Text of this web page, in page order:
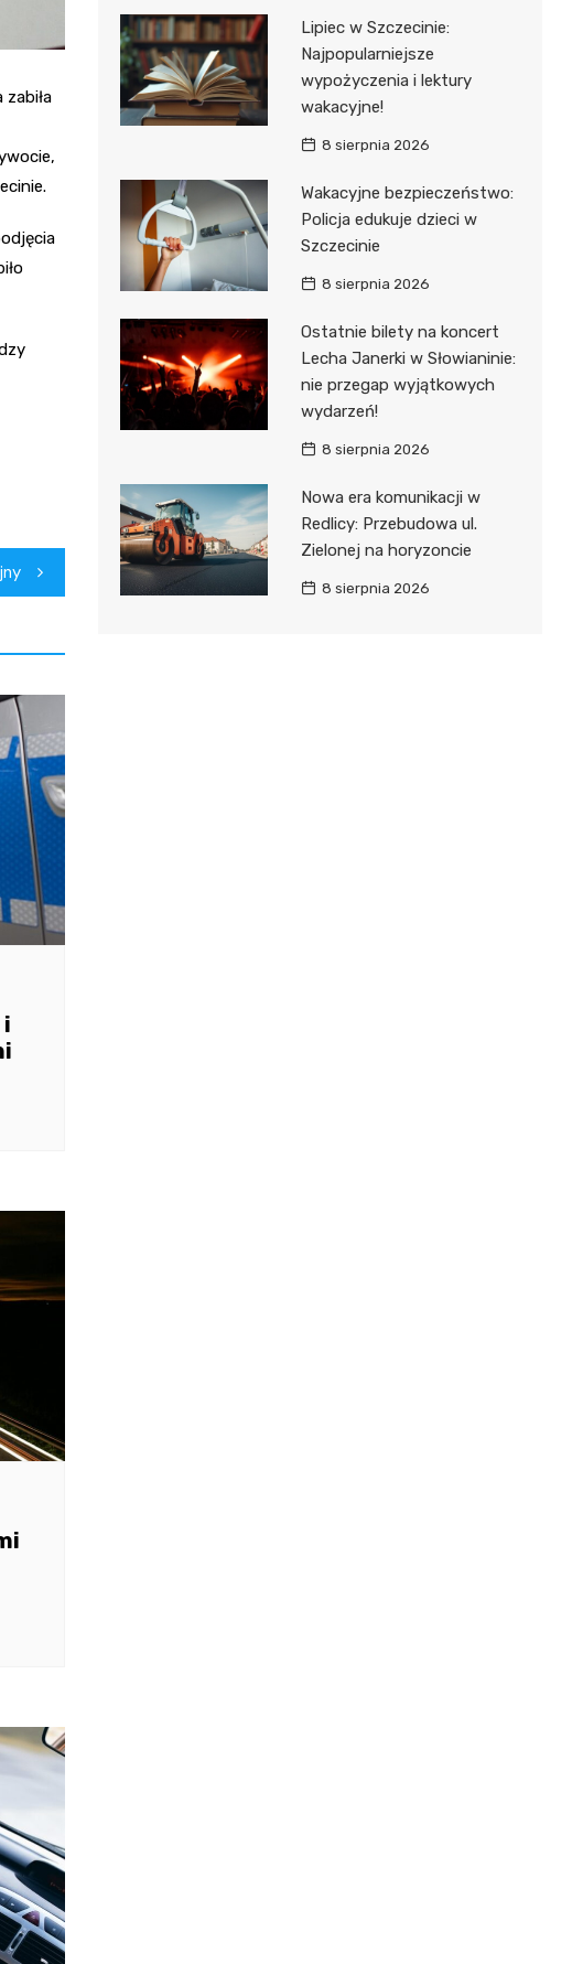
i
Lipiec w Szczecinie:
Najpopularniejsze
wypożyczenia i lektury
wakacyjne!
8 sierpnia 2026
Wakacyjne bezpieczeństwo:
Policja edukuje dzieci w
Szczecinie
8 sierpnia 2026
Ostatnie bilety na koncert
Lecha Janerki w Słowianinie:
nie przegap wyjątkowych
wydarzeń!
8 sierpnia 2026
Nowa era komunikacji w
Redlicy: Przebudowa ul.
Zielonej na horyzoncie
8 sierpnia 2026